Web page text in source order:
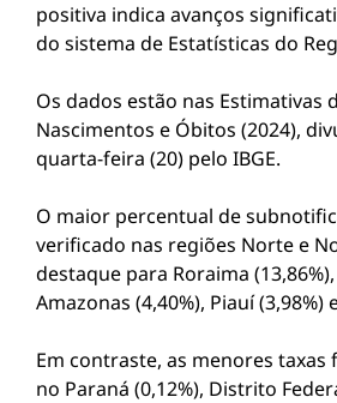
positiva indica avanços
do sistema de Estatísticas do
Os dados estão nas Estimativas
Nascimentos e Óbitos (2024),
quarta-feira (20) pelo IBGE.
O maior percentual de
verificado nas regiões Norte e
destaque para Roraima
Amazonas (4,40%), Piauí (3,98%)
Em contraste, as menores
no Paraná (0,12%), Distrito